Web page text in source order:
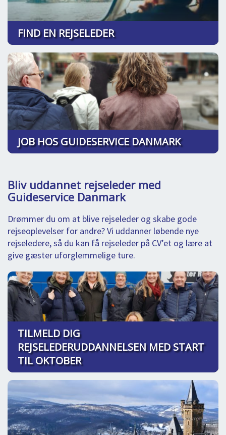
FIND EN REJSELEDER
JOB HOS GUIDESERVICE DANMARK
Bliv uddannet rejseleder med
Guideservice Danmark
Drømmer du om at blive rejseleder og skabe gode
rejseoplevelser for andre? Vi uddanner løbende nye
rejseledere, så du kan få rejseleder på CV’et og lære at
give gæster uforglemmelige ture.
TILMELD DIG
REJSELEDERUDDANNELSEN MED START
TIL OKTOBER